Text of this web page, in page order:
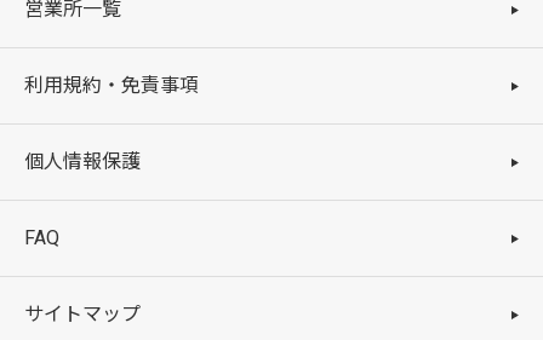
営業所一覧
利用規約・免責事項
個人情報保護
FAQ
サイトマップ